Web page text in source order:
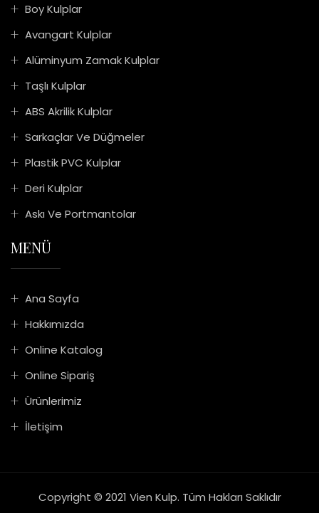
Boy Kulplar
Avangart Kulplar
Alüminyum Zamak Kulplar
Taşlı Kulplar
ABS Akrilik Kulplar
Sarkaçlar Ve Düğmeler
Plastik PVC Kulplar
Deri Kulplar
Askı Ve Portmantolar
MENÜ
Ana Sayfa
Hakkımızda
Online Katalog
Online Sipariş
Ürünlerimiz
İletişim
Copyright © 2021 Vien Kulp. Tüm Hakları Saklıdır